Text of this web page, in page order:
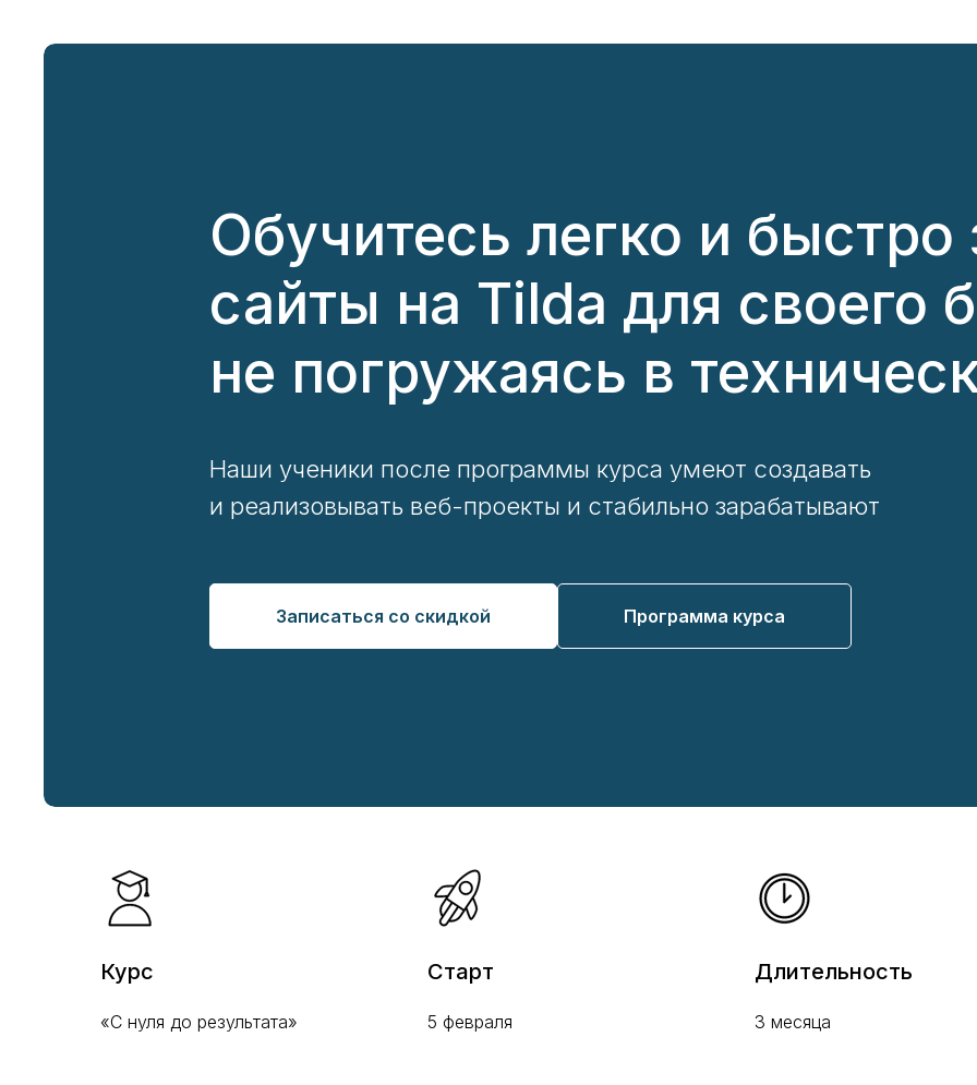
Обучитесь легко и быстро
сайты на Tilda для своего
не погружаясь в
Наши ученики после программы курса умеют создавать
и реализовывать веб-проекты и стабильно зарабатывают
Записаться со скидкой Программа курса
Курс
«С нуля до результата»
Старт
5 февраля
Длительность
3 месяца